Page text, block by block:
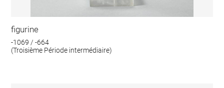
figurine
-1069 / -664
(Troisième Période intermédiaire)